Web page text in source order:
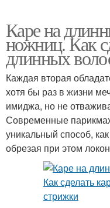
Каре на
ножниц. Как
длинных
Каждая вторая
хотя бы раз в жизни
имиджа, но не
Современные
уникальный способ,
обрезая при этом